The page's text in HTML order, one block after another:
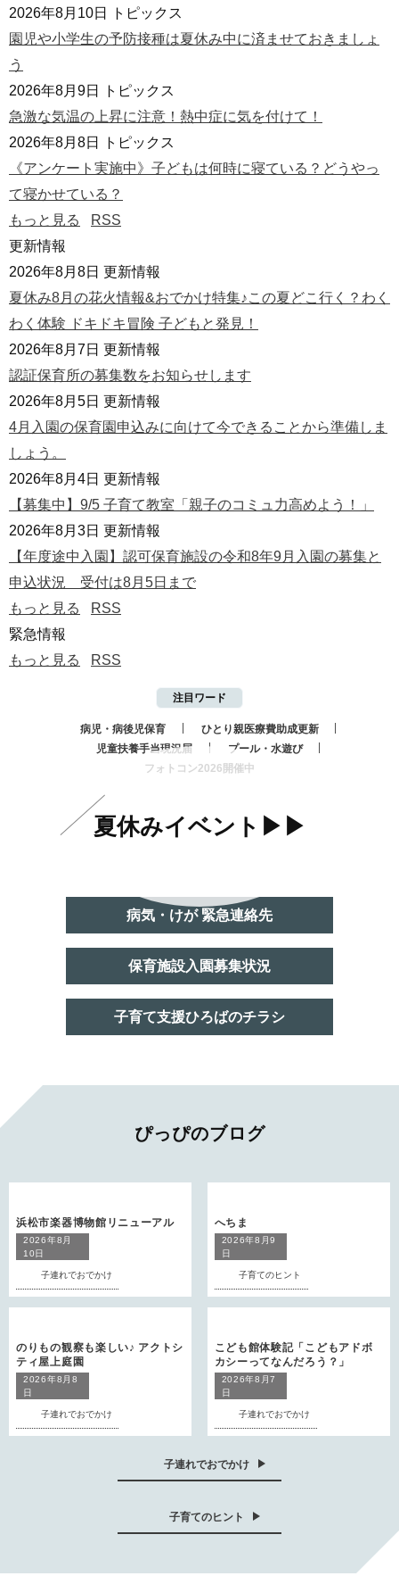
2026年8月10日
トピックス
園児や小学生の予防接種は夏休み中に済ませておきましょ
う
2026年8月9日
トピックス
急激な気温の上昇に注意！熱中症に気を付けて！
2026年8月8日
トピックス
《アンケート実施中》子どもは何時に寝ている？どうやっ
て寝かせている？
もっと見る
RSS
更新情報
2026年8月8日 更新情報
夏休み8月の花火情報&おでかけ特集♪この夏どこ行く？わく
わく体験 ドキドキ冒険 子どもと発見！
2026年8月7日 更新情報
認証保育所の募集数をお知らせします
2026年8月5日 更新情報
4月入園の保育園申込みに向けて今できることから準備しま
しょう。
2026年8月4日 更新情報
【募集中】9/5 子育て教室「親子のコミュ力高めよう！」
2026年8月3日 更新情報
【年度途中入園】認可保育施設の令和8年9月入園の募集と
申込状況 受付は8月5日まで
もっと見る
RSS
緊急情報
もっと見る
RSS
注目ワード
病児・病後児保育
ひとり親医療費助成更新
児童扶養手当現況届
プール・水遊び
フォトコン2026開催中
夏休みイベント▶▶
病気・けが 緊急連絡先
保育施設入園募集状況
子育て支援ひろばのチラシ
ぴっぴのブログ
浜松市楽器博物館リニューアル
2026年8月
10日
子連れでおでかけ
へちま
2026年8月9
日
子育てのヒント
のりもの観察も楽しい♪ アクトシ
ティ屋上庭園
2026年8月8
日
子連れでおでかけ
こども館体験記「こどもアドボ
カシーってなんだろう？」
2026年8月7
日
子連れでおでかけ
子連れでおでかけ
子育てのヒント